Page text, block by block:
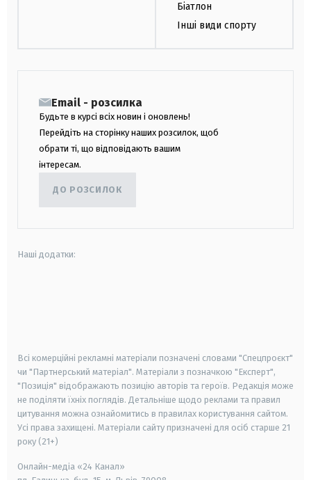
Біатлон
Інші види спорту
Email - розсилка
Будьте в курсі всіх новин і оновлень!
Перейдіть на сторінку наших розсилок, щоб
обрати ті, що відповідають вашим
інтересам.
ДО РОЗСИЛОК
Наші додатки:
Всі комерційні рекламні матеріали позначені словами "Спецпроєкт"
чи "Партнерський матеріал". Матеріали з позначкою "Експерт",
"Позиція" відображають позицію авторів та героїв. Редакція може
не поділяти їхніх поглядів. Детальніше щодо реклами та правил
цитування можна ознайомитись в правилах користування сайтом.
Усі права захищені. Матеріали сайту призначені для осіб старше 21
року (21+)
Онлайн-медіа «24 Канал»